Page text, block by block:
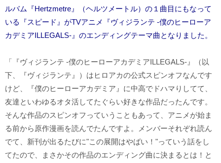
ルバム『Hertzmetre』（ヘルツメートル）の１曲目にもなって
いる『スピード』がTVアニメ『ヴィジランテ -僕のヒーローア
カデミアILLEGALS-』のエンディングテーマ曲となりました。
「『ヴィジランテ -僕のヒーローアカデミアILLEGALS-』（以
下、『ヴィジランテ』）はヒロアカの公式スピンオフなんです
けど、『僕のヒーローアカデミア』に中高でドハマりしてて、
友達といわゆるオタ活してたぐらい好きな作品だったんです。
そんな作品のスピンオフっていうこともあって、アニメが始ま
る前から原作漫画を読んでたんですよ。メンバーそれぞれ読ん
でて、新刊が出るたびに"この展開はやばい！"っていう話をし
てたので、まさかその作品のエンディング曲に決まるとは！と